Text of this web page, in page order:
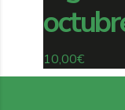
10,00€